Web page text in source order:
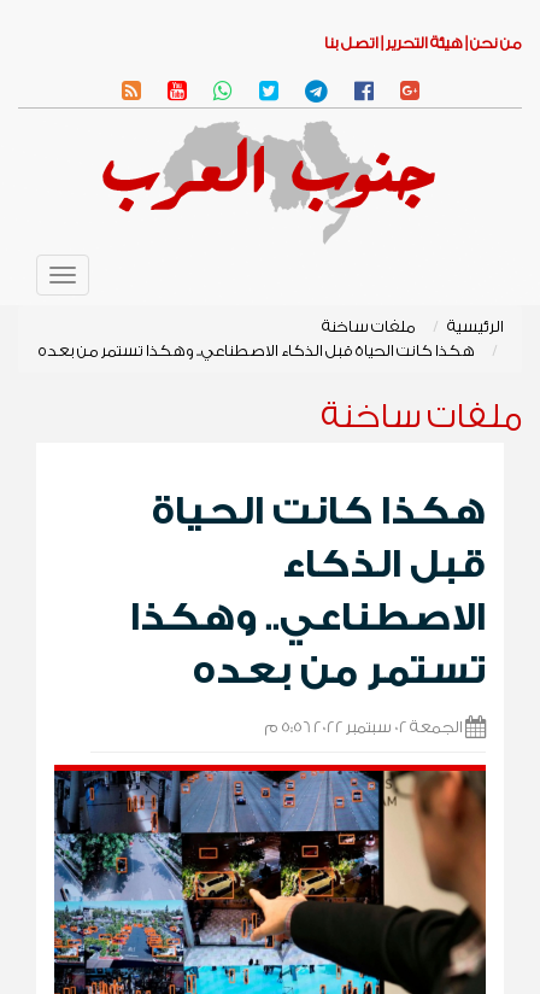
من نحن | هيئة التحرير | اتصل بنا
Toggle
الرئيسية
ملفات ساخنة
هكذا كانت الحياة قبل الذكاء الاصطناعي.. وهكذا تستمر من بعده
ملفات ساخنة
هكذا كانت الحياة
قبل الذكاء
الاصطناعي.. وهكذا
تستمر من بعده
الجمعة 02 سبتمبر 2022 5:56 م